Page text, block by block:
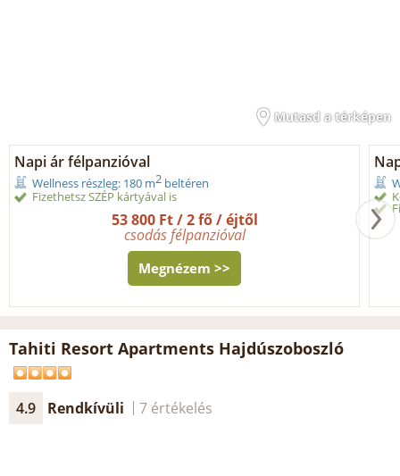
Mutasd a térképen
Napi ár félpanzióval
Wellness részleg: 180 m2 beltéren
Fizethetsz SZÉP kártyával is
53 800 Ft / 2 fő / éjtől
csodás félpanzióval
Megnézem >>
Tahiti Resort Apartments Hajdúszoboszló
4.9 Rendkívüli 7 értékelés